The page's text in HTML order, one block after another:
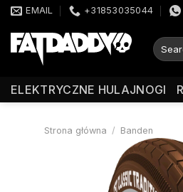
Przewiń
zawartości
EMAIL +31853035044
Szukaj:
ELEKTRYCZNE HULAJNOGI
Strona główna / Banden